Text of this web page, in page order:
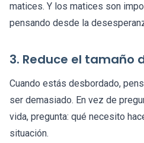
matices. Y los matices son
pensando desde la
3. Reduce el tamaño
Cuando estás desbordado,
ser demasiado. En vez de
vida, pregunta: qué necesito
situación.